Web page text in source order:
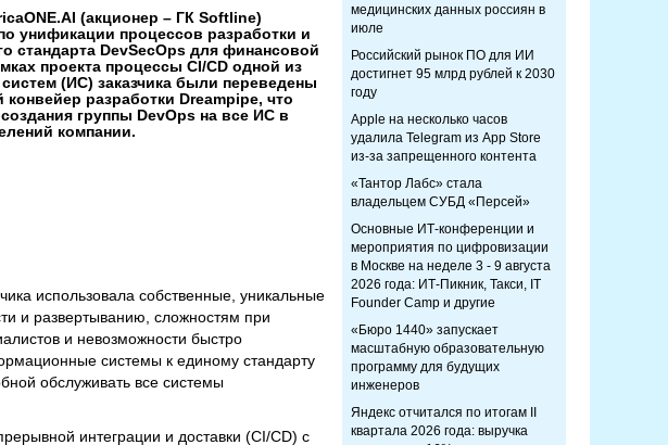
(акционер – ГК Softline)
унификации процессов разработки и
стандарта DevSecOps для финансовой
проекта процессы CI/CD одной из
(ИС) заказчика были переведены
разработки Dreampipe, что
группы DevOps на все ИС в
компании.
использовала собственные, уникальные
и развертыванию, сложностям при
и невозможности быстро
системы к единому стандарту
обслуживать все системы
интеграции и доставки (CI/CD) с
медицинских данных россиян в
июле
Российский рынок ПО для ИИ
достигнет 95 млрд рублей к 2030
году
Apple на несколько часов
удалила Telegram из App Store
из-за запрещенного контента
«Тантор Лабс» стала
владельцем СУБД «Персей»
Основные ИТ-конференции и
мероприятия по цифровизации
в Москве на неделе 3 - 9 августа
2026 года: ИТ-Пикник, Такси, IT
Founder Camp и другие
«Бюро 1440» запускает
масштабную образовательную
программу для будущих
инженеров
Яндекс отчитался по итогам II
квартала 2026 года: выручка